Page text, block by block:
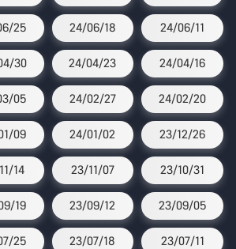
25 24/06/18 24/06/11
30 24/04/23 24/04/16
05 24/02/27 24/02/20
09 24/01/02 23/12/26
14 23/11/07 23/10/31
19 23/09/12 23/09/05
25 23/07/18 23/07/11